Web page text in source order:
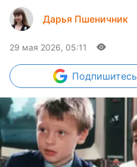
Дарья Пшеничник
29 мая 2026, 05:11
Подпишитесь